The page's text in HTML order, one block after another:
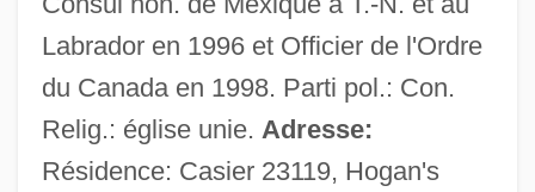
Labrador en 1996 et Officier de l'Ordre
du Canada en 1998. Parti pol.: Con.
Relig.: église unie. Adresse:
Résidence: Casier 23119, Hogan's
Crops Of The Early Farmers
Croppy
Cropping
Cropper, Steve